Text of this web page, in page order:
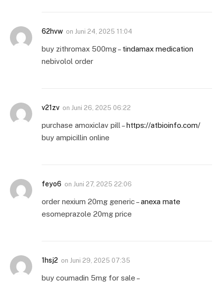
62hvw on Juni 24, 2025 11:04
buy zithromax 500mg – tindamax medication
nebivolol order
v21zv on Juni 26, 2025 06:22
purchase amoxiclav pill –https://atbioinfo.com/
buy ampicillin online
feyo6 on Juni 27, 2025 22:06
order nexium 20mg generic –anexa mate
esomeprazole 20mg price
1hsj2 on Juni 29, 2025 07:35
buy coumadin 5mg for sale –